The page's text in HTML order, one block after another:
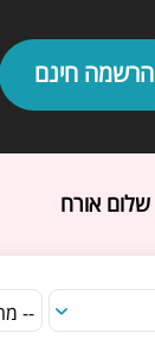
הרשמה חינם
שלום אורח